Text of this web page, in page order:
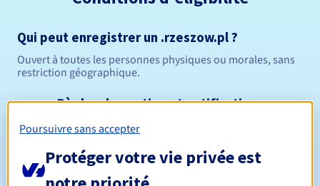
Qui peut enregistrer un .rzeszow.pl ?
Ouvert à toutes les personnes physiques ou morales, sans
restriction géographique.
Règles de gestion et notifications
Poursuivre sans accepter
Protéger votre vie privée est